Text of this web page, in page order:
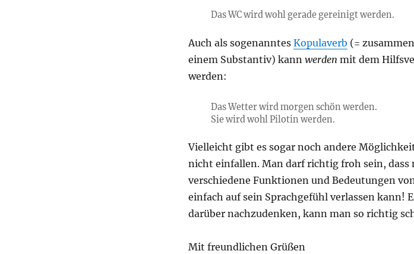
Das WC wird wohl gerade gereinigt werden.
Auch als sogenanntes Kopulaverb (=
einem Substantiv) kann werden mit dem
werden:
Das Wetter wird morgen schön werden.
Sie wird wohl Pilotin werden.
Vielleicht gibt es sogar noch andere
nicht einfallen. Man darf richtig froh sein, dass
verschiedene Funktionen und Bedeutungen von
einfach auf sein Sprachgefühl verlassen kann!
darüber nachzudenken, kann man so richtig
Mit freundlichen Grüßen